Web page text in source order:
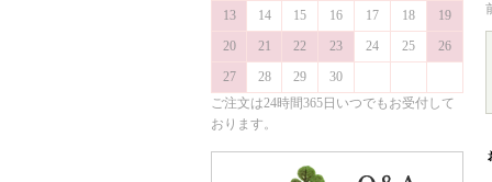
13
14 15 16 17 18
19
20
21 22 23 24 25
26
27
28 29
30
ご注文は24時間365日いつでもお受付して
おります。